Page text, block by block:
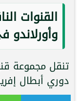
القنوات
وأورلاندو
تنقل مجموعة
دوري أبطال إفريقيا